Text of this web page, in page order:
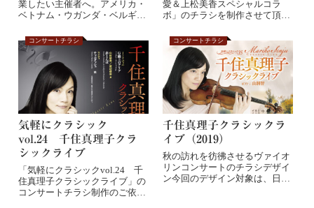
業したい主催者へ。アメリカ・
ベトナム・ウガンダ・ベルギ
ぶ、聴衆を「旅」に誘うプログ
ラム構成術。ストーリーが人を
動かす。
愛＆上松美香スペシャルコラ
ボ」のチラシを制作させて頂き
コンサートチラシ
気軽にクラシック
vol.24 千住真理子クラ
シックライブ
「気軽にクラシックvol.24 千
住真理子クラシックライブ」の
コンサートチラシ制作のご依頼
コンサートチラシ
千住真理子クラシックラ
イブ（2019）
秋の訪れを彷彿させるヴァイオ
リンコンサートのチラシデザイ
ン今回のデザイン対象は、日本